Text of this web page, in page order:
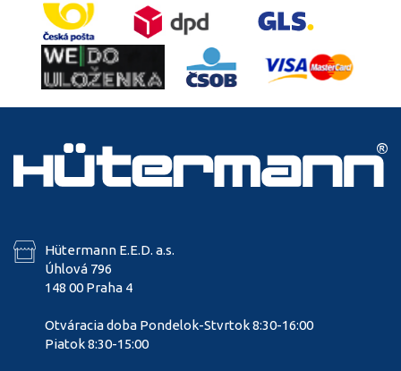
Hütermann E.E.D. a.s.
Úhlová 796
148 00 Praha 4
Otváracia doba Pondelok-Stvrtok 8:30-16:00
Piatok 8:30-15:00